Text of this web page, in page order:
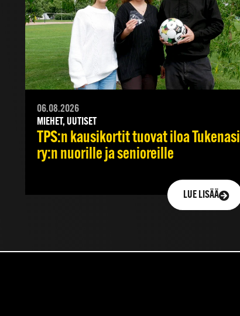
06.08.2026
MIEHET, UUTISET
TPS:n kausikortit tuovat iloa Tukenasi
ry:n nuorille ja senioreille
LUE LISÄÄ